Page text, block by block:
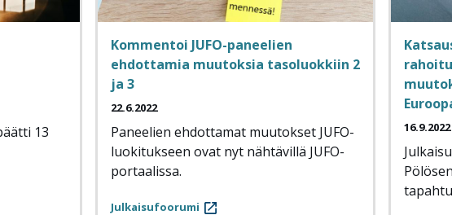
13
Kommentoi JUFO-paneelien
ehdottamia muutoksia tasoluokkiin 2
ja 3
22.6.2022
Paneelien ehdottamat muutokset JUFO-
luokitukseen ovat nyt nähtävillä JUFO-
portaalissa.
Julkaisufoorumi
16.9.2022